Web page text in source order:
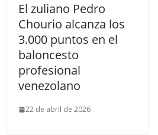
El zuliano Pedro
Chourio alcanza los
3.000 puntos en el
baloncesto
profesional
venezolano
22 de abril de 2026